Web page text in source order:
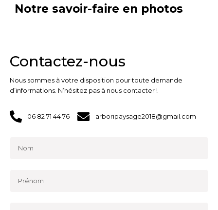
Notre savoir-faire en photos
Contactez-nous
Nous sommes à votre disposition pour toute demande
d’informations. N’hésitez pas à nous contacter !
06 82 71 44 76 arboripaysage2018@gmail.com